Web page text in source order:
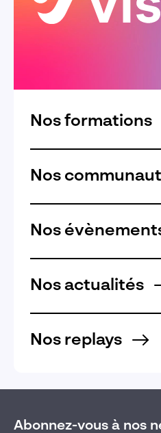
Nos formations
Nos
Nos
Nos actualités
Nos replays
Abonnez-vous à nos